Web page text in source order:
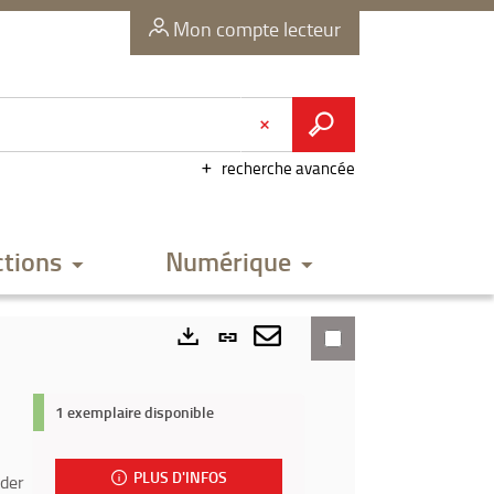
Mon compte lecteur
recherche avancée
Numérique
Lien
permanent
fenêtre)
Envoyer
mail
1 exemplaire disponible
PLUS D'INFOS